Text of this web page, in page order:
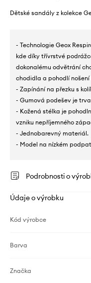
Dětské sandály z kolekce
- Technologie Geox
kde díky třívrstvé
dokonalému odvětrání
chodidla a pohodlí
- Zapínání na přezku s
- Gumová podešev je
- Kožená stélka je
vzniku nepříjemného
- Jednobarevný materiál.
- Model na nízkém
Podrobnosti o
Údaje o výrobku
Kód výrobce
Barva
Značka